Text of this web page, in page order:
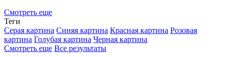
Смотреть еще
Теги
Серая картина Синяя картина Красная картина Розовая
картина Голубая картина Черная картина
Смотреть еще Все результаты